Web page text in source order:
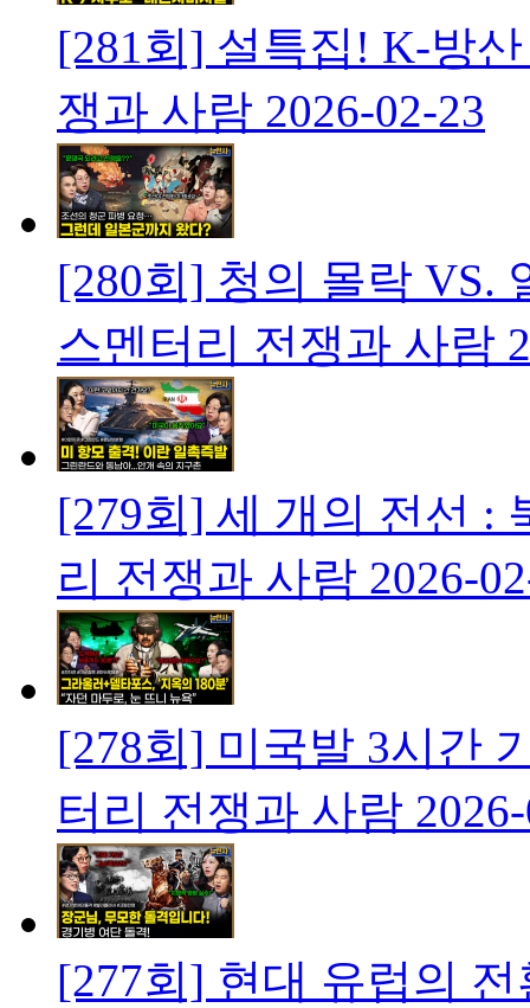
[281회] 설특집! K-방
쟁과 사람 2026-02-23
[280회] 청의 몰락 VS.
스멘터리 전쟁과 사람
[279회] 세 개의 전선 :
리 전쟁과 사람 2026-
[278회] 미국발 3시간
터리 전쟁과 사람
[277회] 현대 유럽의